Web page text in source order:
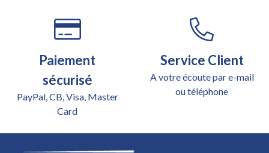
Paiement
sécurisé
PayPal, CB, Visa, Master
Card
Service Client
A votre écoute par e-mail
ou téléphone